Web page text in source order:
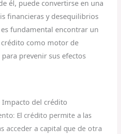
él, puede convertirse en una
financieras y desequilibrios
fundamental encontrar un
como motor de
prevenir sus efectos
Impacto del crédito
El crédito permite a las
acceder a capital que de otra